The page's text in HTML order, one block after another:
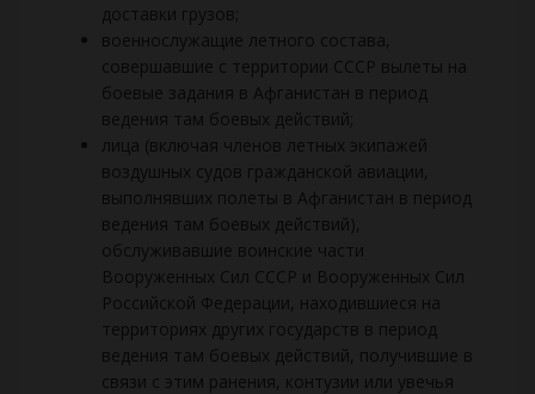
доставки грузов;
военнослужащие летного состава,
совершавшие с территории СССР вылеты на
боевые задания в Афганистан в период
ведения там боевых действий;
лица (включая членов летных экипажей
воздушных судов гражданской авиации,
выполнявших полеты в Афганистан в период
ведения там боевых действий),
обслуживавшие воинские части
Вооруженных Сил СССР и Вооруженных Сил
Российской Федерации, находившиеся на
территориях других государств в период
ведения там боевых действий, получившие в
связи с этим ранения, контузии или увечья